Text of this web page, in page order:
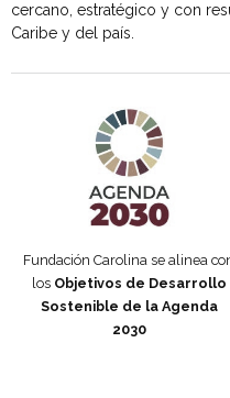
cercano, estratégico y con
Caribe y del país.
Fundación Carolina se alinea
los Objetivos de Desarrollo
Sostenible de la Agenda
2030